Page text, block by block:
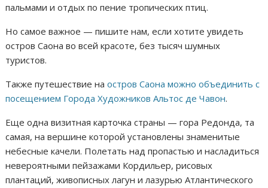
пальмами и отдых по пение тропических птиц.
Но самое важное — пишите нам, если хотите увидеть
остров Саона во всей красоте, без тысяч шумных
туристов.
Также путешествие наостров Саона можно объединить с
посещением Города Художников Альтос де Чавон.
Еще одна визитная карточка страны — гора Редонда, та
самая, на вершине которой установлены знаменитые
небесные качели. Полетать над пропастью и насладиться
невероятными пейзажами Кордильер, рисовых
плантаций, живописных лагун и лазурью Атлантического